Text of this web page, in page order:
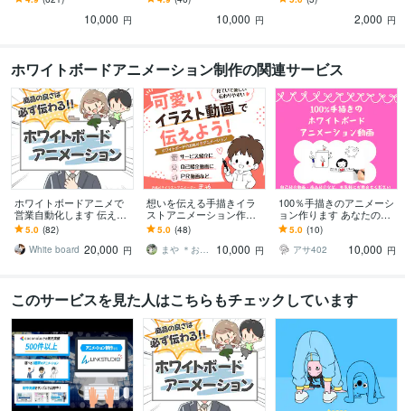
営業資料・広告・YouTube
10,000 円
m・TikTok等で使用可能
10,000 円
確認ください
2,000 円
ホワイトボードアニメーション制作の関連サービス
ホワイトボードアニメで
営業自動化します 伝えた
い想いを、伝わるカタチ
に翻訳しませんか？
5.0 (82)
White board 20,000 円
想いを伝える手描きイラ
ストアニメーション作成
します 温かみあふれる手
描きイラストで差別化！
原稿作りもお手伝い！
5.0 (48)
まや ＊おえかきイラストアニメーション＊
10,000 円
100％手描きのアニメーシ
ョン作ります あなたの想
いに寄り添ったアニメー
ション動画を作成します
5.0 (10)
アサ402
10,000 円
このサービスを見た人はこちらもチェックしています